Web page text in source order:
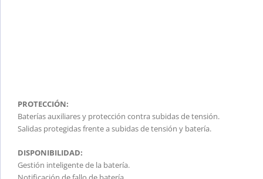
PROTECCIÓN:
Baterías auxiliares y protección contra subidas de tensión.
Salidas protegidas frente a subidas de tensión y batería.
DISPONIBILIDAD:
Gestión inteligente de la batería.